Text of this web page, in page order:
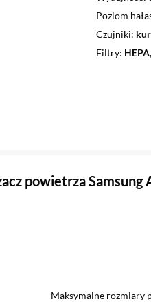
Poziom
Czujniki
Filtry
powietrza Samsung
Maksymalne rozmiary